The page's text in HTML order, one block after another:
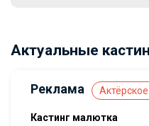
Актуальные
Реклама
Кастинг малютка